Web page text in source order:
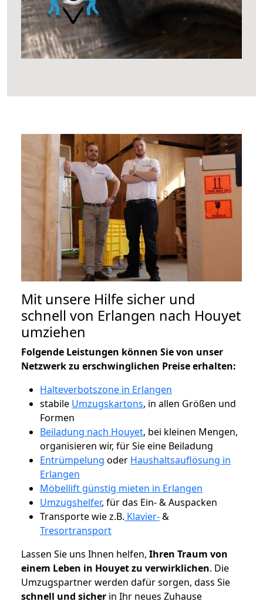
Mit unsere Hilfe sicher und
schnell von Erlangen nach Houyet
umziehen
Folgende Leistungen können Sie von unser
Netzwerk zu erschwinglichen Preise erhalten:
Halteverbotszone in Erlangen
stabile Umzugskartons, in allen Größen und
Formen
Beiladung nach Houyet, bei kleinen Mengen,
organisieren wir, für Sie eine Beiladung
Entrümpelung oder Haushaltsauflösung in
Erlangen
Möbellift günstig mieten in Erlangen
Umzugshelfer, für das Ein- & Auspacken
Transporte wie z.B. Klavier-&
Tresortransport
Lassen Sie uns Ihnen helfen, Ihren Traum von
einem Leben in Houyet zu verwirklichen. Die
Umzugspartner werden dafür sorgen, dass Sie
schnell und sicher in Ihr neues Zuhause